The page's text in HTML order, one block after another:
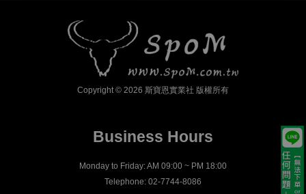
Copyright © 2026 斯寶恩實業社 版權所有
Business Hours
Monday to Friday: AM 09:00 ~ PM 18:00
Telephone: 02-7744-8086